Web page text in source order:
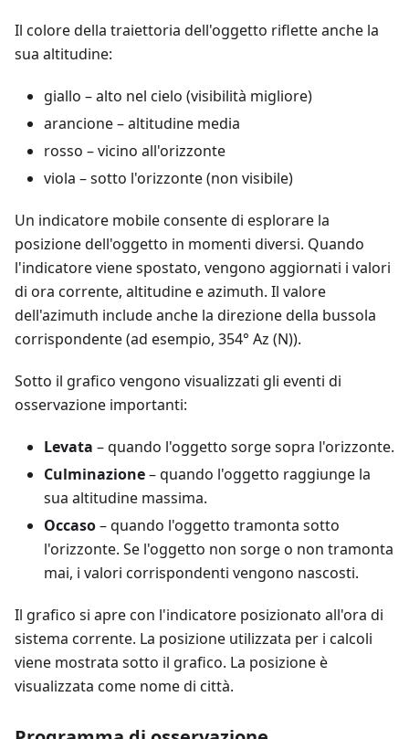
Il colore della traiettoria dell'oggetto riflette anche la
sua altitudine:
giallo – alto nel cielo (visibilità migliore)
arancione – altitudine media
rosso – vicino all'orizzonte
viola – sotto l'orizzonte (non visibile)
Un indicatore mobile consente di esplorare la
posizione dell'oggetto in momenti diversi. Quando
l'indicatore viene spostato, vengono aggiornati i valori
di ora corrente, altitudine e azimuth. Il valore
dell'azimuth include anche la direzione della bussola
corrispondente (ad esempio, 354° Az (N)).
Sotto il grafico vengono visualizzati gli eventi di
osservazione importanti:
Levata – quando l'oggetto sorge sopra l'orizzonte.
Culminazione– quando l'oggetto raggiunge la
sua altitudine massima.
Occaso– quando l'oggetto tramonta sotto
l'orizzonte. Se l'oggetto non sorge o non tramonta
mai, i valori corrispondenti vengono nascosti.
Il grafico si apre con l'indicatore posizionato all'ora di
sistema corrente. La posizione utilizzata per i calcoli
viene mostrata sotto il grafico. La posizione è
visualizzata come nome di città.